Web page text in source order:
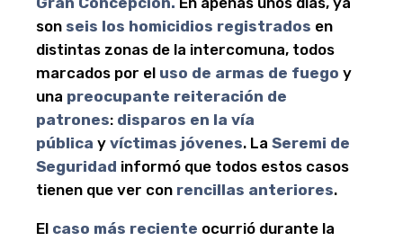
son seis los homicidios registrados en
distintas zonas de la intercomuna, todos
marcados por el uso de armas de fuego y
una preocupante reiteración de
patrones: disparos en la vía
pública y víctimas jóvenes. La Seremi de
Seguridad informó que todos estos casos
tienen que ver con rencillas anteriores.
El caso más reciente ocurrió durante la